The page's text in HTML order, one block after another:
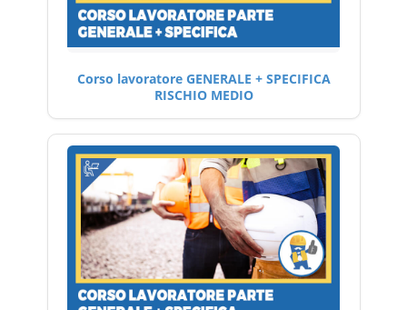
Corso lavoratore GENERALE + SPECIFICA
RISCHIO MEDIO